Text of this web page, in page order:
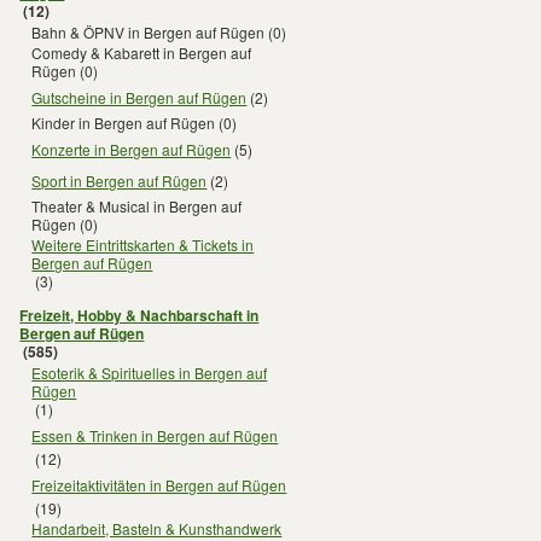
(12)
Bahn & ÖPNV in Bergen auf Rügen (0)
Comedy & Kabarett in Bergen auf
Rügen (0)
Gutscheine in Bergen auf Rügen (2)
Kinder in Bergen auf Rügen (0)
Konzerte in Bergen auf Rügen (5)
Sport in Bergen auf Rügen (2)
Theater & Musical in Bergen auf
Rügen (0)
Weitere Eintrittskarten & Tickets in
Bergen auf Rügen
(3)
Freizeit, Hobby & Nachbarschaft in
Bergen auf Rügen
(585)
Esoterik & Spirituelles in Bergen auf
Rügen
(1)
Essen & Trinken in Bergen auf Rügen
(12)
Freizeitaktivitäten in Bergen auf Rügen
(19)
Handarbeit, Basteln & Kunsthandwerk